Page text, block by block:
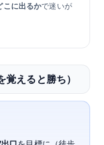
に出るかで迷いが
えると勝ち）